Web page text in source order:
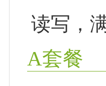
读写，
A套餐